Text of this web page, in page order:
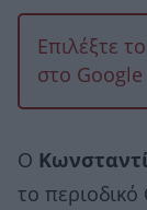
Επιλέξτε
στο Google
Ο
το περιοδικό